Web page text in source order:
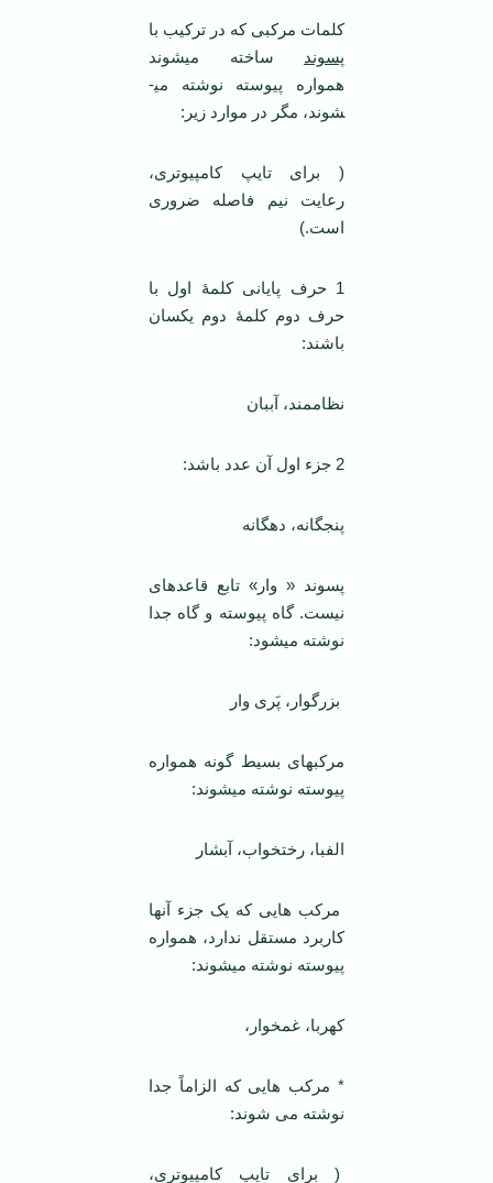
کلمات مرکبی که در ترکیب با
پسوند ساخته می­شوند
همواره پیوسته نوشته می­
شوند، مگر در موارد زیر:
( برای تایپ کامپیوتری،
رعایت نیم فاصله ضروری
است.)
1 حرف پایانی کلمۀ اول با
حرف دوم کلمۀ دوم یکسان
باشند:
نظام­مند، آب­بان
2 جزء اول آن عدد باشد:
پنج­گانه، ده­گانه
پسوند « وار» تابع قاعده­ای
نیست. گاه پیوسته و گاه جدا
نوشته می­شود:
بزرگوار، پَری وار
مرکب­های بسیط گونه همواره
پیوسته نوشته می­شوند:
الفبا، رختخواب، آبشار
مرکب هایی که یک جزء آنها
کاربرد مستقل ندارد، همواره
پیوسته نوشته می­شوند:
کهربا، غمخوار،
* مرکب هایی که الزاماً جدا
نوشته می شوند:
( برای تایپ کامپیوتری،